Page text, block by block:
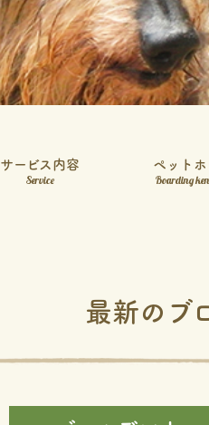
サービス内容
Service
ペットホ
Boarding
最新のブ